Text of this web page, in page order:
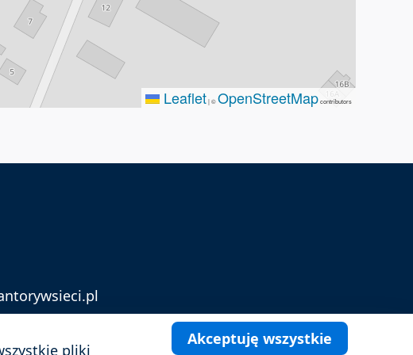
Leaflet|©OpenStreetMapcontributors
kurs dolara!
pliki
Akceptuję wszystkie